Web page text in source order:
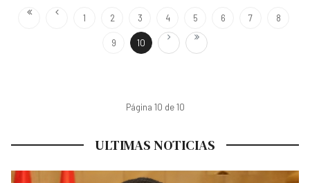
1 2 3 4 5 6 7 8
9 10
Página 10 de 10
ULTIMAS NOTICIAS